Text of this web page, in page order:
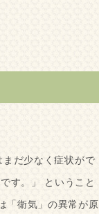
だ少なく症状がで
す。」 ということ
「衛気」の異常が原